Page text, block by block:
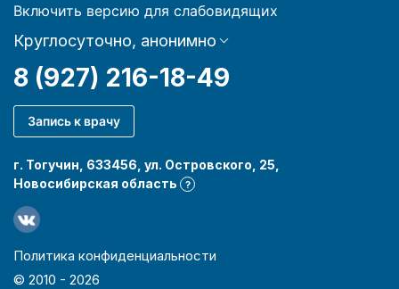
Включить версию для слабовидящих
Круглосуточно, анонимно
8 (927) 216-18-49
Запись к врачу
г. Тогучин, 633456, ул. Островского, 25,
Новосибирская область
?
Политика конфиденциальности
© 2010 - 2026